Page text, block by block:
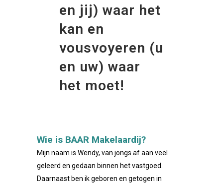
en jij) waar het
kan en
vousvoyeren (u
en uw) waar
het moet!
Wie is BAAR Makelaardij?
Mijn naam is Wendy, van jongs af aan veel
geleerd en gedaan binnen het vastgoed.
Daarnaast ben ik geboren en getogen in